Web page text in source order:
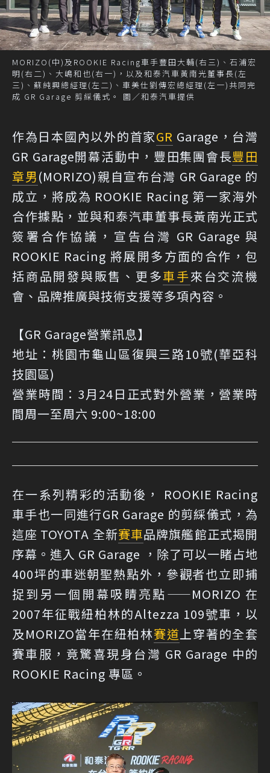
MORIZO(中)及ROOKIE Racing車手豐田大輔(右三)、石浦宏
明(右二)、大嶋和也(右一)，以及和泰汽車黃南光董事長(左
三)、蘇純興總經理(左二)、車美仕劉傳宏總經理(左一)共同完
成 GR Garage 剪綵儀式。 圖／和泰汽車提供
作為日本國內以外的首家GR Garage，台灣
GR Garage開幕活動中，豐田集團會長豐田
章男(MORIZO)親自宣布台灣 GR Garage 的
成立，將成為 ROOKIE Racing 第一家海外
合作據點，並與和泰汽車董事長黃南光正式
簽署合作協議，宣告台灣 GR Garage 與
ROOKIE Racing 將展開多方面的合作，包
括商品開發與販售、更多車手來台交流機
會、品牌推廣與技術支援等多項內容。
【GR Garage營業訊息】
地址：桃園市龜山區復興三路10號(華亞科
技園區)
營業時間：3月24日正式對外營業，營業時
間周一至周六 9:00~18:00
在一系列精彩的活動後， ROOKIE Racing
車手也一同進行GR Garage 的剪綵儀式，為
這座 TOYOTA 全新賽車品牌旗艦館正式揭開
序幕。進入 GR Garage ，除了可以一睹占地
400坪的車迷朝聖熱點外，參觀者也立即捕
捉到另一個開幕吸睛亮點——MORIZO 在
2007年征戰紐柏林的Altezza 109號車，以
及MORIZO當年在紐柏林賽道上穿著的全套
賽車服，竟驚喜現身台灣 GR Garage 中的
ROOKIE Racing 專區。